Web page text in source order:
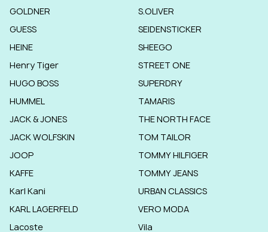
GOLDNER
GUESS
HEINE
Henry Tiger
HUGO BOSS
HUMMEL
JACK & JONES
JACK WOLFSKIN
JOOP
KAFFE
Karl Kani
KARL LAGERFELD
Lacoste
S.OLIVER
SEIDENSTICKER
SHEEGO
STREET ONE
SUPERDRY
TAMARIS
THE NORTH FACE
TOM TAILOR
TOMMY HILFIGER
TOMMY JEANS
URBAN CLASSICS
VERO MODA
Vila